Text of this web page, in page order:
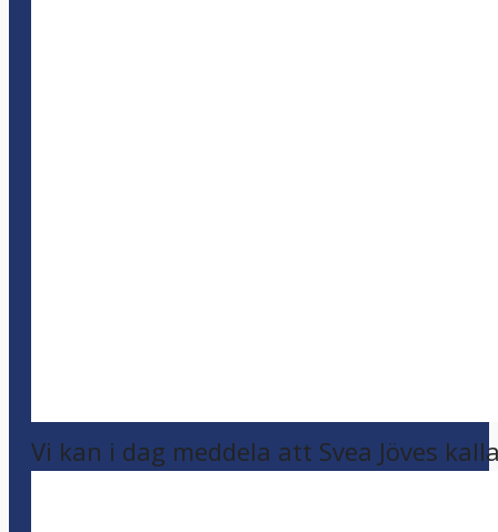
Vi kan i dag meddela att Svea Jöves